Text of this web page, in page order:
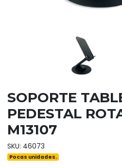
SOPORTE
PEDESTAL
M13107
SKU: 46073
Pocas unidades.